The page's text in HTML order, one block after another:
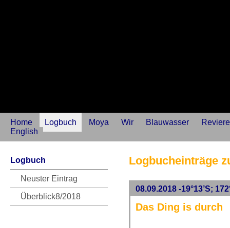
Home Logbuch Moya Wir Blauwasser
Reviere
English
Logbuch
Neuster Eintrag
Überblick8/2018
Logbucheinträge
08.09.2018 -19°13’S;
Das Ding is durch